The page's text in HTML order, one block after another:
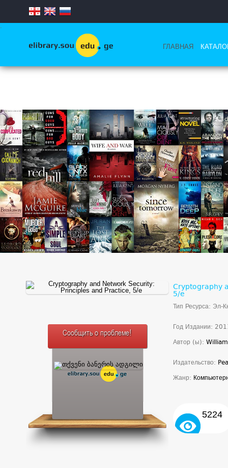
.
ГЛАВНАЯ
Сообщить о проблеме!
Cryptography
5/e
Тип Ресурса: Эл-
Год Издании:
Автор (ы):
Издательство:
Жанр:
5224